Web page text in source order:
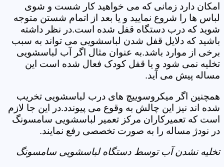
امکان دارد زمانی که می خواهید کار شست و شوی
لباس ها را شروع نمایید و یا بعد از اتمام شستن متوجه
شوید که درب دستگاه قفل شده است.در نظر داشته
باشید که دلایل قفل شدن لباسشویی می تواند به سبب
برخی از موارد باشد.به عنوان مثال اگر آب لباسشویی
تخلیه نمی شود و یا قفل کودک فعال شده است این
مساله پیش می آید.
همچنین اگر میکروسوییچ های درب لباسشویی تخریب
شده اند نیز این چالش به وقوع می پیوندد.در این جا لازم
است که تعمیرکاران مرکز تعمیر لباسشویی سامسونگ
در نودژ مساله را به صورت تخصصی رفع نمایند.
تخلیه نشدن آب توسط دستگاه لباسشویی سامسونگ